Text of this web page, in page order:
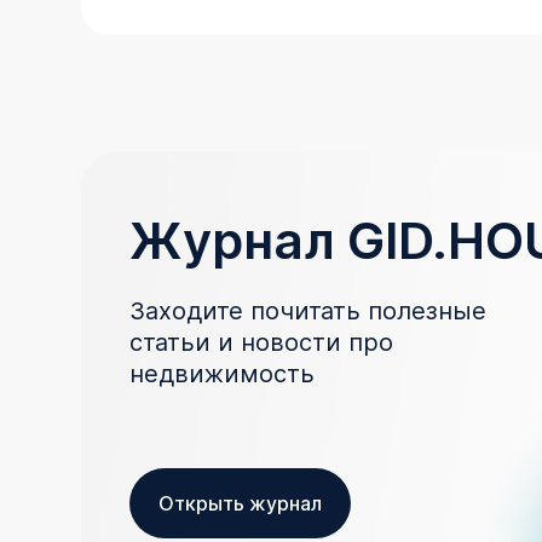
Журнал
Заходите почитать полезные
статьи и новости про
недвижимость
Открыть журнал